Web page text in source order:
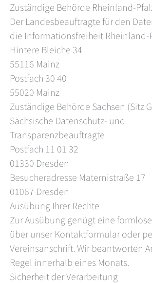
Zuständige Behörde Rheinland-
Der Landesbeauftragte für den
die Informationsfreiheit Rheinland-
Hintere Bleiche 34
55116 Mainz
Postfach 30 40
55020 Mainz
Zuständige Behörde Sachsen (Sitz
Sächsische Datenschutz- und
Transparenzbeauftragte
Postfach 11 01 32
01330 Dresden
Besucheradresse Maternistraße 17
01067 Dresden
Ausübung Ihrer Rechte
Zur Ausübung genügt eine
über unser Kontaktformular oder
Vereinsanschrift. Wir beantworten
Regel innerhalb eines Monats.
Sicherheit der Verarbeitung